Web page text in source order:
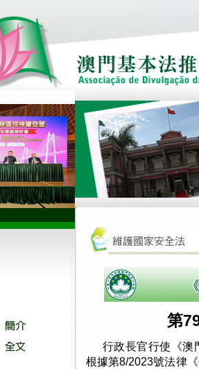
第
行政長官行使《澳
根據第8/2023號法律